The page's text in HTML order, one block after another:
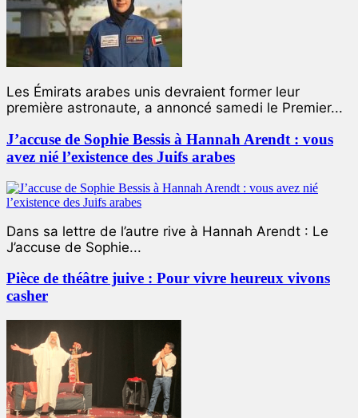
Les Émirats arabes unis devraient former leur
première astronaute, a annoncé samedi le Premier...
J’accuse de Sophie Bessis à Hannah Arendt : vous
avez nié l’existence des Juifs arabes
Dans sa lettre de l’autre rive à Hannah Arendt : Le
J’accuse de Sophie...
Pièce de théâtre juive : Pour vivre heureux vivons
casher